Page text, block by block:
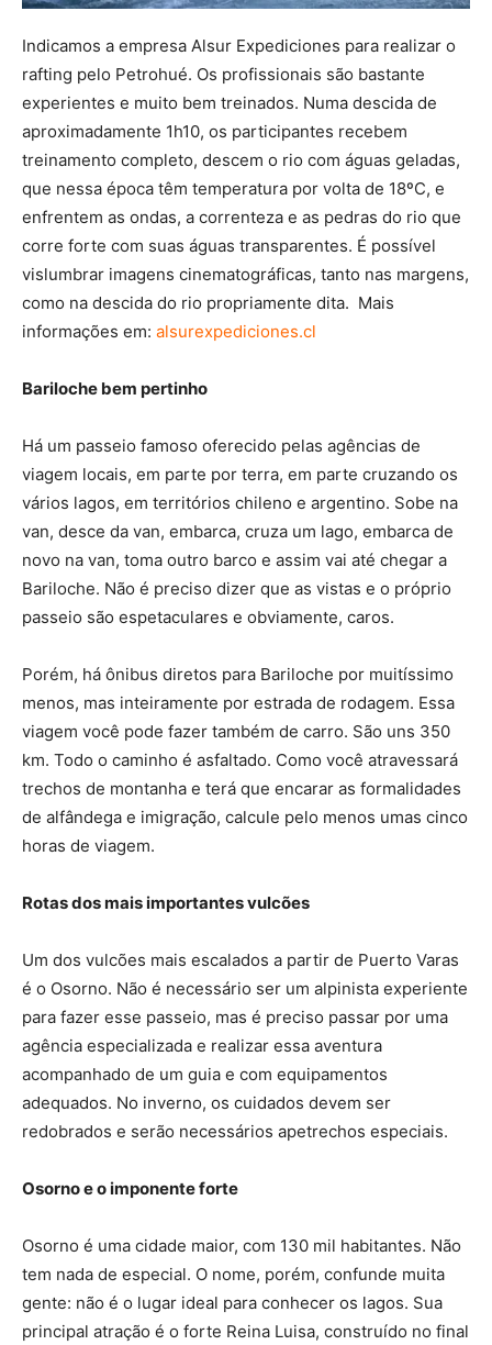
Indicamos a empresa Alsur Expediciones para realizar o
rafting pelo Petrohué. Os profissionais são bastante
experientes e muito bem treinados. Numa descida de
aproximadamente 1h10, os participantes recebem
treinamento completo, descem o rio com águas geladas,
que nessa época têm temperatura por volta de 18ºC, e
enfrentem as ondas, a correnteza e as pedras do rio que
corre forte com suas águas transparentes. É possível
vislumbrar imagens cinematográficas, tanto nas margens,
como na descida do rio propriamente dita. Mais
informações em: alsurexpediciones.cl
Bariloche bem pertinho
Há um passeio famoso oferecido pelas agências de
viagem locais, em parte por terra, em parte cruzando os
vários lagos, em territórios chileno e argentino. Sobe na
van, desce da van, embarca, cruza um lago, embarca de
novo na van, toma outro barco e assim vai até chegar a
Bariloche. Não é preciso dizer que as vistas e o próprio
passeio são espetaculares e obviamente, caros.
Porém, há ônibus diretos para Bariloche por muitíssimo
menos, mas inteiramente por estrada de rodagem. Essa
viagem você pode fazer também de carro. São uns 350
km. Todo o caminho é asfaltado. Como você atravessará
trechos de montanha e terá que encarar as formalidades
de alfândega e imigração, calcule pelo menos umas cinco
horas de viagem.
Rotas dos mais importantes vulcões
Um dos vulcões mais escalados a partir de Puerto Varas
é o Osorno. Não é necessário ser um alpinista experiente
para fazer esse passeio, mas é preciso passar por uma
agência especializada e realizar essa aventura
acompanhado de um guia e com equipamentos
adequados. No inverno, os cuidados devem ser
redobrados e serão necessários apetrechos especiais.
Osorno e o imponente forte
Osorno é uma cidade maior, com 130 mil habitantes. Não
tem nada de especial. O nome, porém, confunde muita
gente: não é o lugar ideal para conhecer os lagos. Sua
principal atração é o forte Reina Luisa, construído no final